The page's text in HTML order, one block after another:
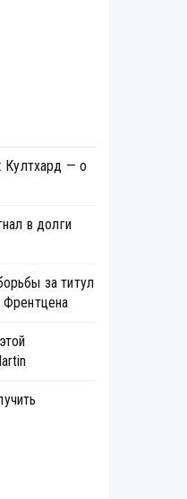
Култхард — о
в долги
за титул